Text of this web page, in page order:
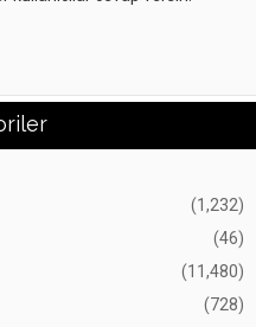
(1,232)
(46)
(11,480)
(728)